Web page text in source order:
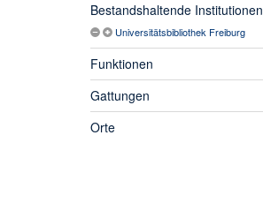
Bestandshaltende Institutionen
Universitätsbibliothek Freiburg
Funktionen
Gattungen
Orte